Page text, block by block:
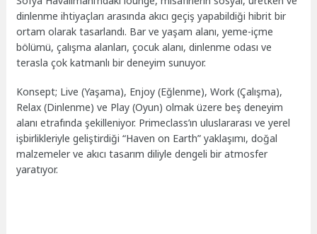
dinlenme ihtiyaçları arasında akıcı geçiş yapabildiği hibrit bir
ortam olarak tasarlandı. Bar ve yaşam alanı, yeme-içme
bölümü, çalışma alanları, çocuk alanı, dinlenme odası ve
terasla çok katmanlı bir deneyim sunuyor.
Konsept; Live (Yaşama), Enjoy (Eğlenme), Work (Çalışma),
Relax (Dinlenme) ve Play (Oyun) olmak üzere beş deneyim
alanı etrafında şekilleniyor. Primeclass’ın uluslararası ve yerel
işbirlikleriyle geliştirdiği “Haven on Earth” yaklaşımı, doğal
malzemeler ve akıcı tasarım diliyle dengeli bir atmosfer
yaratıyor.